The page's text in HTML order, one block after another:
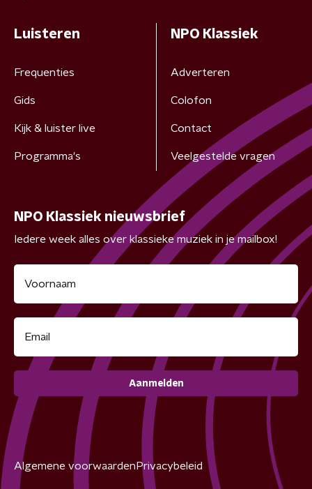
Luisteren
Frequenties
Gids
Kijk & luister live
Programma's
NPO Klassiek
Adverteren
Colofon
Contact
Veelgestelde vragen
NPO Klassiek nieuwsbrief
Iedere week alles over klassieke muziek in je mailbox!
Aanmelden
Algemene voorwaarden Privacybeleid